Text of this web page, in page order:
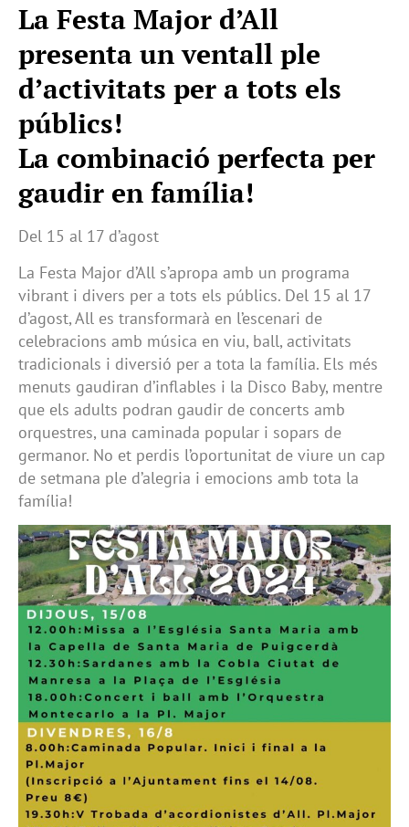
La Festa Major d’All
presenta un ventall ple
d’activitats per a tots els
públics!
La combinació perfecta per
gaudir en família!
Del 15 al 17 d’agost
La Festa Major d’All s’apropa amb un programa
vibrant i divers per a tots els públics. Del 15 al 17
d’agost, All es transformarà en l’escenari de
celebracions amb música en viu, ball, activitats
tradicionals i diversió per a tota la família. Els més
menuts gaudiran d’inflables i la Disco Baby, mentre
que els adults podran gaudir de concerts amb
orquestres, una caminada popular i sopars de
germanor. No et perdis l’oportunitat de viure un cap
de setmana ple d’alegria i emocions amb tota la
família!